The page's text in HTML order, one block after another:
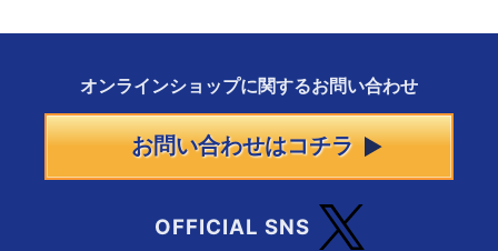
オンラインショップに関するお問い合わせ
お問い合わせはコチラ
OFFICIAL SNS